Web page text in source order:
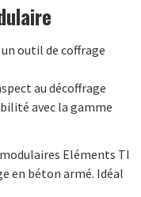
outil de coffrage
au décoffrage
avec la gamme
Eléments TI
en béton armé. Idéal